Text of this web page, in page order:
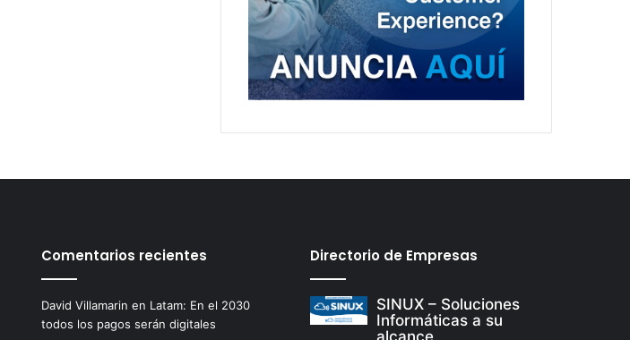
Comentarios recientes
David Villamarin en Latam: En el 2030
todos los pagos serán digitales
Directorio de Empresas
SINUX – Soluciones
Informáticas a su